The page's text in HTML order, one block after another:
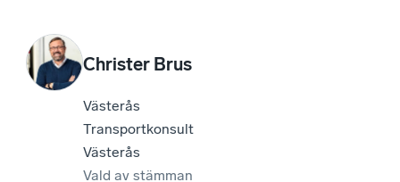
Christer Brus
Västerås
Transportkonsult
Västerås
Vald av stämman